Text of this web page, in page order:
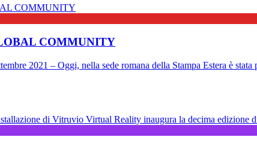
COMMUNITY
2021 – Oggi, nella sede romana della Stampa Estera è